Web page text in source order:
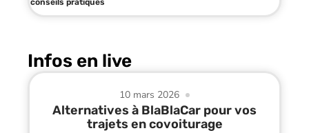
conseils pratiques
Infos en live
10 mars 2026
Alternatives à BlaBlaCar pour vos
trajets en covoiturage